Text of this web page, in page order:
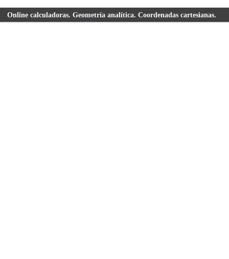
Online calculadoras. Geometría analítica. Coordenadas cartesianas.